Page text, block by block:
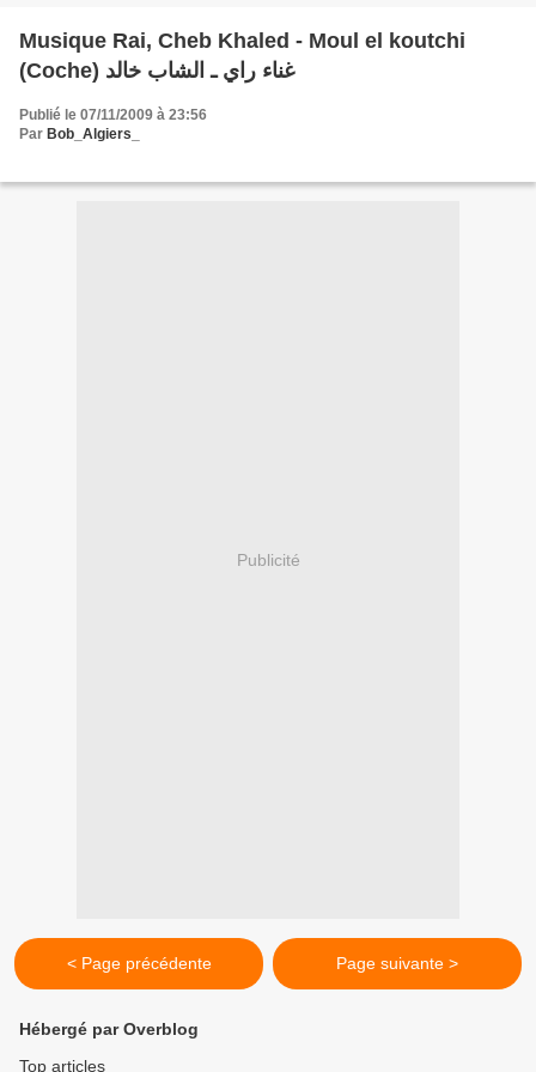
Musique Rai, Cheb Khaled - Moul el koutchi
(Coche) غناء راي ـ الشاب خالد
Publié le 07/11/2009 à 23:56
Par Bob_Algiers_
Publicité
< Page précédente Page suivante >
Hébergé par Overblog
Top articles